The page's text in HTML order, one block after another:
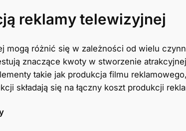
reklamy telewizyjnej
mogą różnić się w zależności od wielu
znaczące kwoty w stworzenie
takie jak produkcja filmu
składają się na łączny koszt produkcji